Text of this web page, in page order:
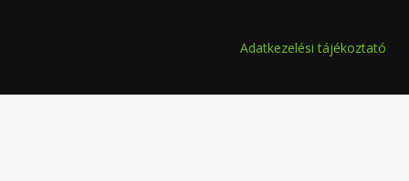
Adatkezelési tájékoztató